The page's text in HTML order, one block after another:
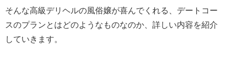
そんな高級デリヘルの風俗嬢が喜んでくれる、デートコー
スのプランとはどのようなものなのか、詳しい内容を紹介
していきます。